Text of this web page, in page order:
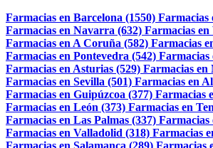
Farmacias en Barcelona (1550) Farmacias
Farmacias en Navarra (632) Farmacias en
Farmacias en A Coruña (582) Farmacias
Farmacias en Pontevedra (542) Farmacias
Farmacias en Asturias (529) Farmacias en
Farmacias en Sevilla (501) Farmacias en
Farmacias en Guipúzcoa (377) Farmacias
Farmacias en León (373) Farmacias en
Farmacias en Las Palmas (337) Farmacias
Farmacias en Valladolid (318) Farmacias
Farmacias en Salamanca (289) Farmacias